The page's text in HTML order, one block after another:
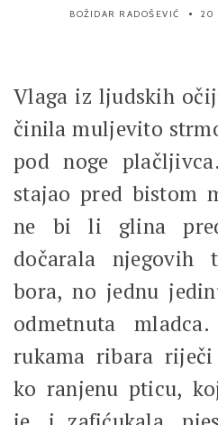
BOŽIDAR RADOŠEVIĆ 20
Vlaga iz ljudskih
činila muljevito
pod noge
stajao pred bistom
ne bi li glina
dočarala njegovih
bora, no jednu
odmetnuta
rukama ribara
ko ranjenu pticu,